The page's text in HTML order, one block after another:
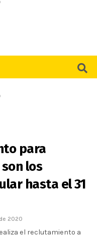
para
los
hasta el 31
2020
el reclutamiento a